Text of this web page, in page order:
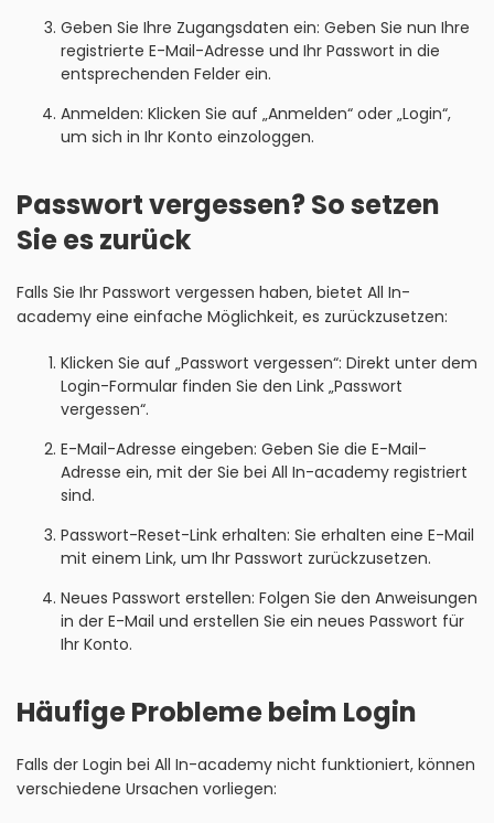
Geben Sie Ihre Zugangsdaten ein: Geben Sie nun Ihre
registrierte E-Mail-Adresse und Ihr Passwort in die
entsprechenden Felder ein.
Anmelden: Klicken Sie auf „Anmelden“ oder „Login“,
um sich in Ihr Konto einzologgen.
Passwort vergessen? So setzen
Sie es zurück
Falls Sie Ihr Passwort vergessen haben, bietet All In-
academy eine einfache Möglichkeit, es zurückzusetzen:
Klicken Sie auf „Passwort vergessen“: Direkt unter dem
Login-Formular finden Sie den Link „Passwort
vergessen“.
E-Mail-Adresse eingeben: Geben Sie die E-Mail-
Adresse ein, mit der Sie bei All In-academy registriert
sind.
Passwort-Reset-Link erhalten: Sie erhalten eine E-Mail
mit einem Link, um Ihr Passwort zurückzusetzen.
Neues Passwort erstellen: Folgen Sie den Anweisungen
in der E-Mail und erstellen Sie ein neues Passwort für
Ihr Konto.
Häufige Probleme beim Login
Falls der Login bei All In-academy nicht funktioniert, können
verschiedene Ursachen vorliegen: